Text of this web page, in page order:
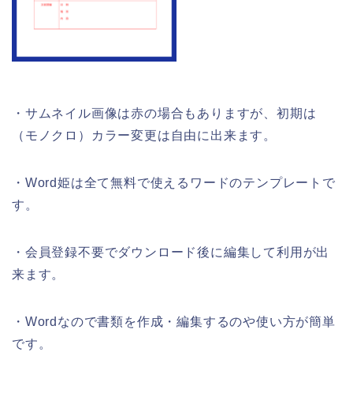
・サムネイル画像は赤の場合もありますが、初期は
（モノクロ）カラー変更は自由に出来ます。
・Word姫は全て無料で使えるワードのテンプレートで
す。
・会員登録不要でダウンロード後に編集して利用が出
来ます。
・Wordなので書類を作成・編集するのや使い方が簡単
です。